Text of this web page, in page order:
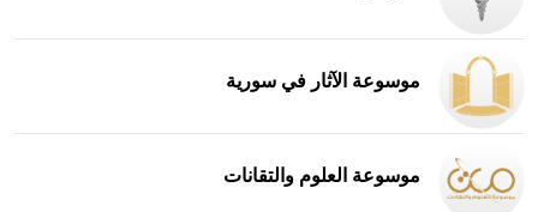
موسوعة الآثار في سورية
موسوعة العلوم والتقانات